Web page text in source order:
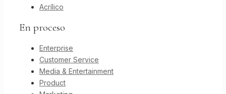
Acrílico
En proceso
Enterprise
Customer Service
Media & Entertainment
Product